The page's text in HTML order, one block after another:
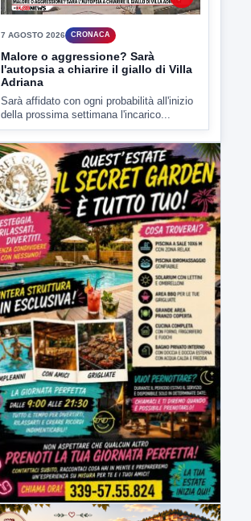
Ponte Valentino,21enne indagato:
ipotesi duplice omicidio stradale
Incidente mortale a Ponte Valentino,
▶
7 AGOSTO 2026 CRONACA
Malore o aggressione? Sarà
l'autopsia a chiarire il giallo di Villa
Adriana
Sarà affidato con ogni probabilità all'inizio
della prossima settimana l'incarico...